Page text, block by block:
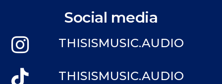
Social media
THISISMUSIC.AUDIO
THISISMUSIC.AUDIO